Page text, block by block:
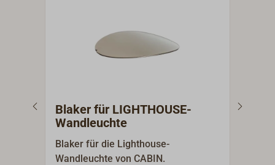
Blaker für LIGHTHOUSE-
Wandleuchte
Blaker für die Lighthouse-
Wandleuchte von CABIN.